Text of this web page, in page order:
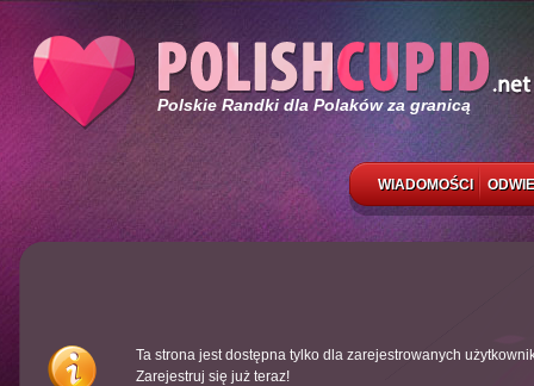
Polskie Randki dla Polaków za granicą
WIADOMOŚCI
Ta strona jest dostępna tylko dla zarejestrowanych
Zarejestruj się już teraz!